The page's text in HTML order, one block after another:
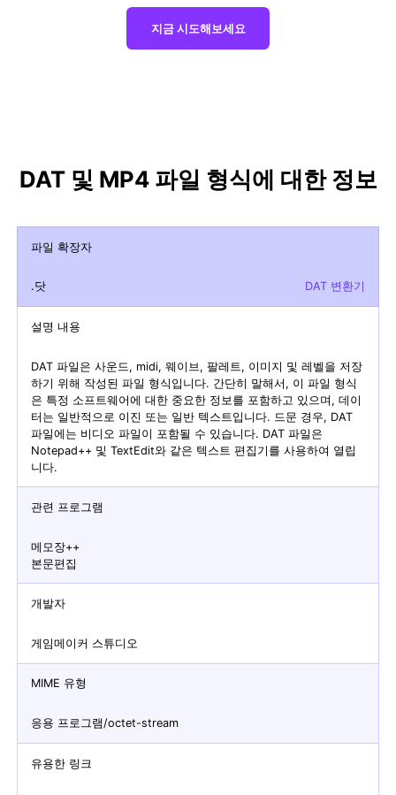
지금 시도해보세요
DAT 및 MP4 파일 형식에 대한 정보
파일 확장자
.닷 DAT 변환기
설명 내용
DAT 파일은 사운드, midi, 웨이브, 팔레트, 이미지 및 레벨을 저장
하기 위해 작성된 파일 형식입니다. 간단히 말해서, 이 파일 형식
은 특정 소프트웨어에 대한 중요한 정보를 포함하고 있으며, 데이
터는 일반적으로 이진 또는 일반 텍스트입니다. 드문 경우, DAT
파일에는 비디오 파일이 포함될 수 있습니다. DAT 파일은
Notepad++ 및 TextEdit와 같은 텍스트 편집기를 사용하여 열립
니다.
관련 프로그램
메모장++
본문편집
개발자
게임메이커 스튜디오
MIME 유형
응용 프로그램/octet-stream
유용한 링크